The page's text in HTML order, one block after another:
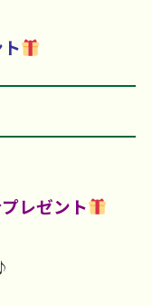
レゼント